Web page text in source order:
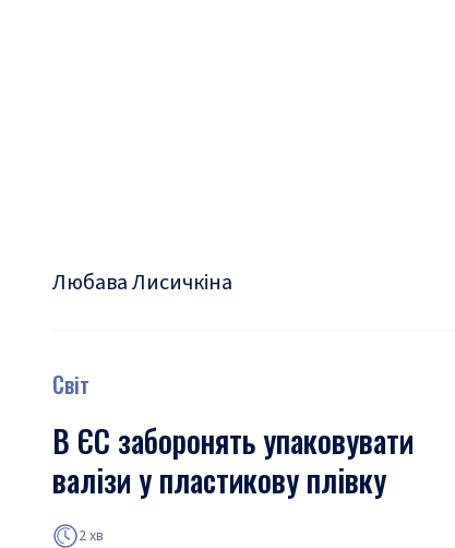
Любава Лисичкіна
Світ
В ЄС заборонять упаковувати
валізи у пластикову плівку
2 хв